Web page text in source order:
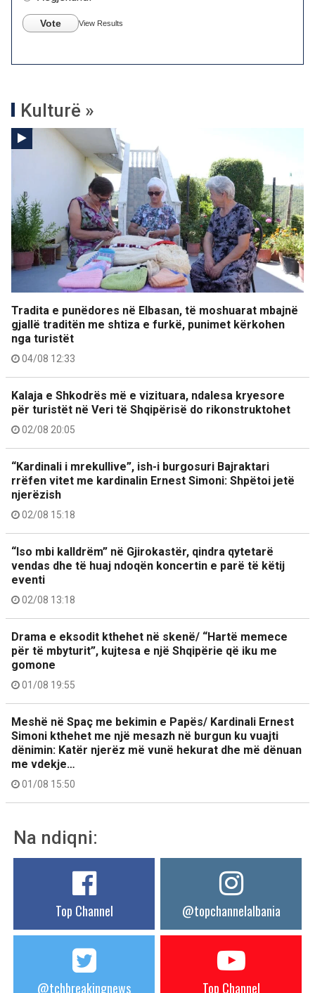
Vote View Results
Kulturë »
Tradita e punëdores në Elbasan, të moshuarat mbajnë
gjallë traditën me shtiza e furkë, punimet kërkohen
nga turistët
04/08 12:33
Kalaja e Shkodrës më e vizituara, ndalesa kryesore
për turistët në Veri të Shqipërisë do rikonstruktohet
02/08 20:05
“Kardinali i mrekullive”, ish-i burgosuri Bajraktari
rrëfen vitet me kardinalin Ernest Simoni: Shpëtoi jetë
njerëzish
02/08 15:18
“Iso mbi kalldrëm” në Gjirokastër, qindra qytetarë
vendas dhe të huaj ndoqën koncertin e parë të këtij
eventi
02/08 13:18
Drama e eksodit kthehet në skenë/ “Hartë memece
për të mbyturit”, kujtesa e një Shqipërie që iku me
gomone
01/08 19:55
Meshë në Spaç me bekimin e Papës/ Kardinali Ernest
Simoni kthehet me një mesazh në burgun ku vuajti
dënimin: Katër njerëz më vunë hekurat dhe më dënuan
me vdekje…
01/08 15:50
Na ndiqni:
Top Channel @topchannelalbania
@tchbreakingnews Top Channel